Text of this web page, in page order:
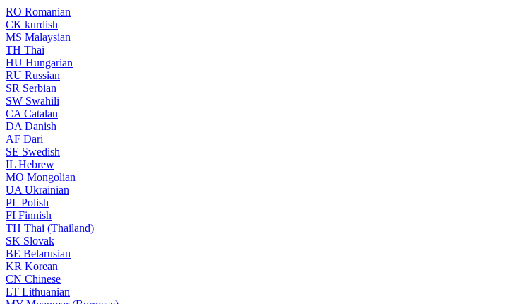
RO Romanian
CK kurdish
MS Malaysian
TH Thai
HU Hungarian
RU Russian
SR Serbian
SW Swahili
CA Catalan
DA Danish
AF Dari
SE Swedish
IL Hebrew
MO Mongolian
UA Ukrainian
PL Polish
FI Finnish
TH Thai (Thailand)
SK Slovak
BE Belarusian
KR Korean
CN Chinese
LT Lithuanian